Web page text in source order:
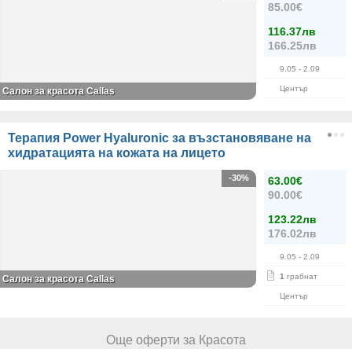
85.00€
116.37лв
166.25лв
9.05 - 2.09
Център
Салон за красота Callas
Терапия Power Hyaluronic за възстановяване на
хидратацията на кожата на лицето
63.00€
90.00€
123.22лв
176.02лв
9.05 - 2.09
1 грабнат
Център
-30%
Салон за красота Callas
Още оферти за Красота